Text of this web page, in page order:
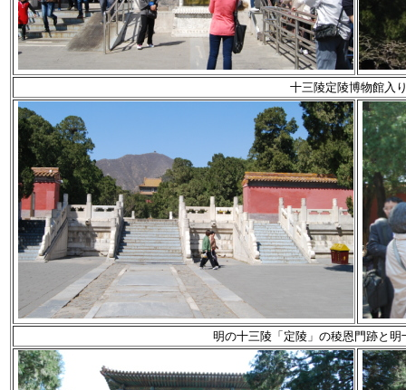
十三陵定陵博物館入
明の十三陵「定陵」の稜恩門跡と明